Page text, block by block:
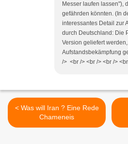
Messer laufen lassen"),
gefährden könnten. (In
interessantes Detail zur
durch Deutschland: Die
Version geliefert
Aufstandsbekämpfung
/> <br /> <br /> <br />
< Was will Iran ? Eine Rede
Chameneis